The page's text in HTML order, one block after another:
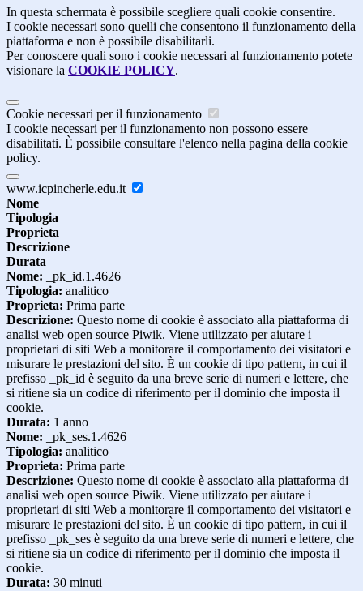
In questa schermata è possibile scegliere quali cookie consentire.
I cookie necessari sono quelli che consentono il funzionamento della
piattaforma e non è possibile disabilitarli.
Per conoscere quali sono i cookie necessari al funzionamento potete
visionare la COOKIE POLICY.
Cookie necessari per il funzionamento
I cookie necessari per il funzionamento non possono essere
disabilitati. È possibile consultare l'elenco nella pagina della cookie
policy.
www.icpincherle.edu.it
Nome
Tipologia
Proprieta
Descrizione
Durata
Nome: _pk_id.1.4626
Tipologia: analitico
Proprieta: Prima parte
Descrizione: Questo nome di cookie è associato alla piattaforma di
analisi web open source Piwik. Viene utilizzato per aiutare i
proprietari di siti Web a monitorare il comportamento dei visitatori e
misurare le prestazioni del sito. È un cookie di tipo pattern, in cui il
prefisso _pk_id è seguito da una breve serie di numeri e lettere, che
si ritiene sia un codice di riferimento per il dominio che imposta il
cookie.
Durata: 1 anno
Nome: _pk_ses.1.4626
Tipologia: analitico
Proprieta: Prima parte
Descrizione: Questo nome di cookie è associato alla piattaforma di
analisi web open source Piwik. Viene utilizzato per aiutare i
proprietari di siti Web a monitorare il comportamento dei visitatori e
misurare le prestazioni del sito. È un cookie di tipo pattern, in cui il
prefisso _pk_ses è seguito da una breve serie di numeri e lettere, che
si ritiene sia un codice di riferimento per il dominio che imposta il
cookie.
Durata: 30 minuti